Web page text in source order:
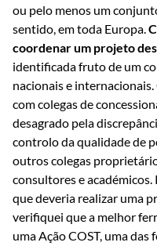
ou pelo menos um
sentido, em toda Europa.
coordenar um projeto
identificada fruto de um
nacionais e
com colegas de
desagrado pela
controlo da qualidade de
outros colegas
consultores e
que deveria realizar uma
verifiquei que a melhor
uma Ação COST, uma